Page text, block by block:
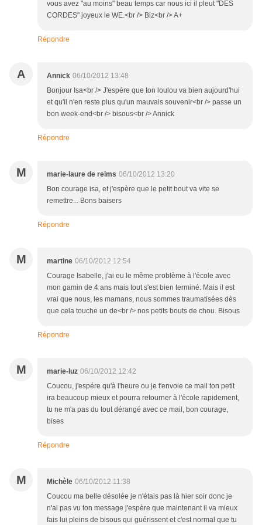
vous avez "au moins" beau temps car nous ici il pleut "DES
CORDES" joyeux le WE.<br /> Biz<br /> A+
Répondre
A Annick 06/10/2012 13:48
Bonjour Isa<br /> J'espère que ton loulou va bien aujourd'hui
et qu'il n'en reste plus qu'un mauvais souvenir<br /> passe un
bon week-end<br /> bisous<br /> Annick
Répondre
M marie-laure de reims 06/10/2012 13:20
Bon courage isa, et j'espère que le petit bout va vite se
remettre... Bons baisers
Répondre
M martine 06/10/2012 12:54
Courage Isabelle, j'ai eu le même problème à l'école avec
mon gamin de 4 ans mais tout s'est bien terminé. Mais il est
vrai que nous, les mamans, nous sommes traumatisées dès
que cela touche un de<br /> nos petits bouts de chou. Bisous
Répondre
M marie-luz 06/10/2012 12:42
Coucou, j'espére qu'à l'heure ou je t'envoie ce mail ton petit
ira beaucoup mieux et pourra retourner à l'école rapidement,
tu ne m'a pas du tout dérangé avec ce mail, bon courage,
bises
Répondre
M Michèle 06/10/2012 11:38
Coucou ma belle désolée je n'étais pas là hier soir donc je
n'ai pas vu ton message j'espère que maintenant il va mieux
fais lui pleins de bisous qui guérissent et c'est normal que tu